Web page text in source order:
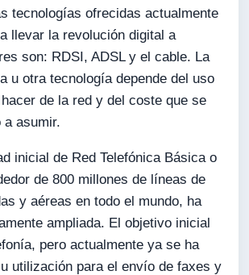
tecnologías ofrecidas actualmente
llevar la revolución digital a
son: RDSI, ADSL y el cable. La
u otra tecnología depende del uso
de la red y del coste que se
a asumir.
inicial de Red Telefónica Básica o
de 800 millones de líneas de
y aéreas en todo el mundo, ha
ampliada. El objetivo inicial
pero actualmente ya se ha
utilización para el envío de faxes y